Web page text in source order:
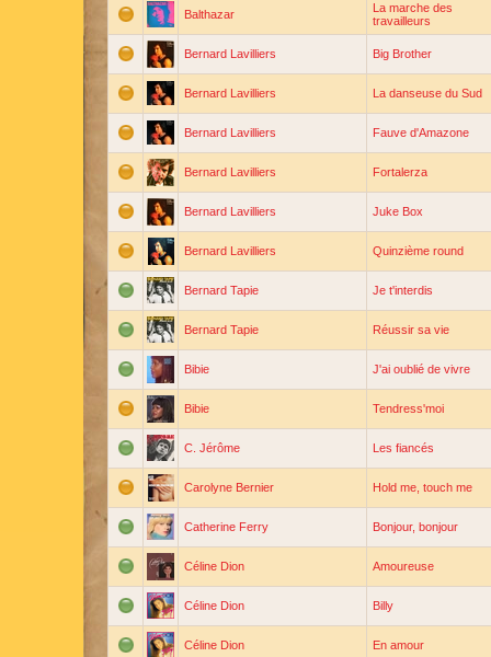
Balthazar
La marche des
travailleurs
Bernard Lavilliers Big Brother
Bernard Lavilliers La danseuse du Sud
Bernard Lavilliers Fauve d'Amazone
Bernard Lavilliers Fortalerza
Bernard Lavilliers Juke Box
Bernard Lavilliers Quinzième round
Bernard Tapie Je t'interdis
Bernard Tapie Réussir sa vie
Bibie J'ai oublié de vivre
Bibie Tendress'moi
C. Jérôme Les fiancés
Carolyne Bernier Hold me, touch me
Catherine Ferry Bonjour, bonjour
Céline Dion Amoureuse
Céline Dion Billy
Céline Dion En amour